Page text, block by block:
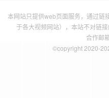
本网站只提供web页面服务，通过链
于各大视频网站），本站不对链
合作邮
©copyright 2020-